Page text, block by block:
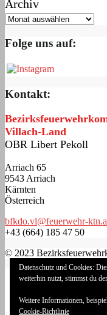
Archiv
Folge uns auf:
Kontakt:
Villach-Land
OBR Libert Pekoll
Arriach 65
9543 Arriach
Kärnten
Österreich
bfkdo.vl@feuerwehr-
+43 (664) 185 47 50
© 2023
Impressum
Cookie-Richtlinie
Login
Datenschutz und Cookies:
weiterhin nutzt, stimmst du
Weitere Informationen,
Cookie-Richtlinie